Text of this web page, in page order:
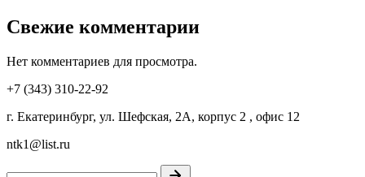
Свежие комментарии
Нет комментариев для просмотра.
+7 (343) 310-22-92
г. Екатеринбург, ул. Шефская, 2А, корпус 2 , офис 12
ntk1@list.ru